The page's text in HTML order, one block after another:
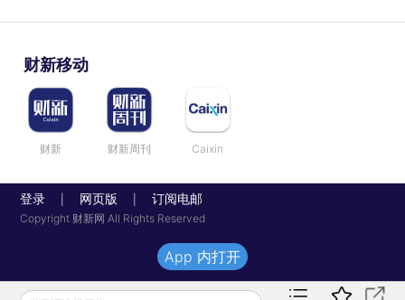
财新移动
财新 财新周刊 Caixin
登录 网页版 订阅电邮
Copyright 财新网 All Rights Reserved
App 内打开